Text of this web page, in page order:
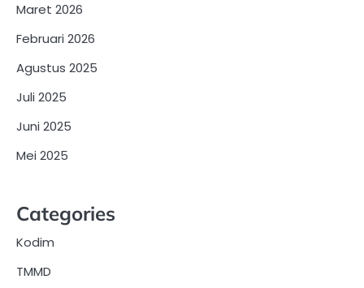
Maret 2026
Februari 2026
Agustus 2025
Juli 2025
Juni 2025
Mei 2025
Categories
Kodim
TMMD